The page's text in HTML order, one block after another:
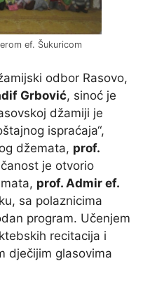
ef. Šukuricom
odbor Rasovo,
Grbović, sinoć je
džamiji je
ispraćaja“,
džemata, prof.
je otvorio
prof. Admir ef.
sa polaznicima
program. Učenjem
recitacija i
dječijim glasovima